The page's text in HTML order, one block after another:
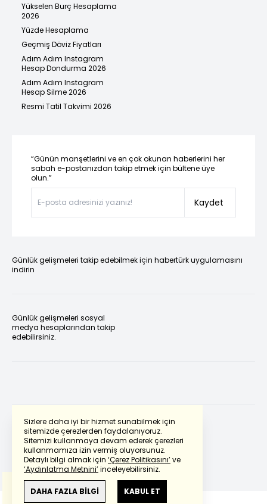
Sizlere daha iyi bir hizmet sunabilmek için
sitemizde çerezlerden faydalanıyoruz.
Sitemizi kullanmaya devam ederek çerezleri
kullanmamıza izin vermiş oluyorsunuz.
Detaylı bilgi almak için ‘Çerez Politikasını’ve
‘Aydınlatma Metnini’inceleyebilirsiniz.
DAHA FAZLA BİLGİ KABUL ET
Yükselen Burç Hesaplama
2026
Yüzde Hesaplama
Geçmiş Döviz Fiyatları
Adım Adım Instagram
Hesap Dondurma 2026
Adım Adım Instagram
Hesap Silme 2026
Resmi Tatil Takvimi 2026
“Günün manşetlerini ve en çok okunan haberlerini her
sabah e-postanızdan takip etmek için bültene üye
olun.”
Kaydet
Günlük gelişmeleri takip edebilmek için habertürk uygulamasını
indirin
Günlük gelişmeleri sosyal
medya hesaplarından takip
edebilirsiniz.
Powered by Translate
Bu çevirideGoogle Transletekullanılmıştır.
Anlam ve çeviri hatalarından
haberturk.com
sorumlu değildir.